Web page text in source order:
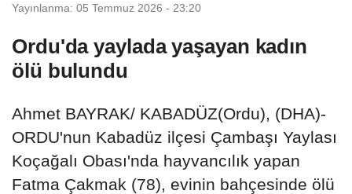
Yayınlanma: 05 Temmuz 2026 - 23:20
Ordu'da yaylada yaşayan kadın
ölü bulundu
Ahmet BAYRAK/ KABADÜZ(Ordu), (DHA)-
ORDU'nun Kabadüz ilçesi Çambaşı Yaylası
Koçağalı Obası'nda hayvancılık yapan
Fatma Çakmak (78), evinin bahçesinde ölü